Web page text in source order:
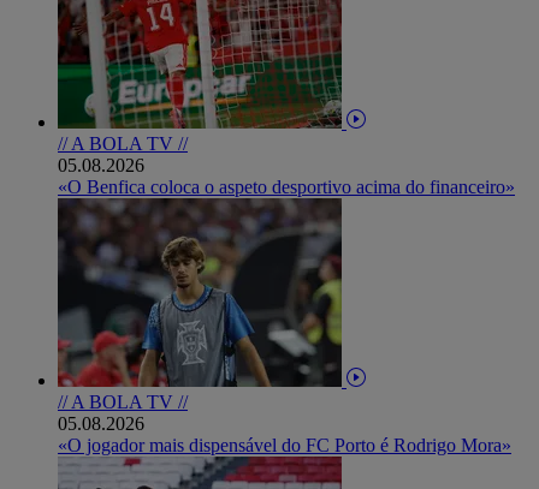
// A BOLA TV //
05.08.2026
«O Benfica coloca o aspeto desportivo acima do financeiro»
// A BOLA TV //
05.08.2026
«O jogador mais dispensável do FC Porto é Rodrigo Mora»